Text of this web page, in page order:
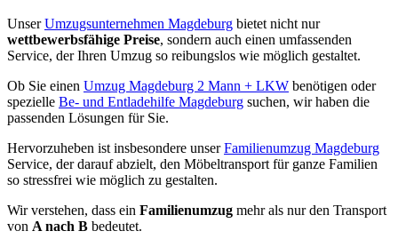
UnserUmzugsunternehmen Magdeburg bietet nicht nur
wettbewerbsfähige Preise, sondern auch einen umfassenden
Service, der Ihren Umzug so reibungslos wie möglich gestaltet.
Ob Sie einen Umzug Magdeburg 2 Mann + LKW benötigen oder
spezielle Be- und Entladehilfe Magdeburg suchen, wir haben die
passenden Lösungen für Sie.
Hervorzuheben ist insbesondere unserFamilienumzug Magdeburg
Service, der darauf abzielt, den Möbeltransport für ganze Familien
so stressfrei wie möglich zu gestalten.
Wir verstehen, dass ein Familienumzug mehr als nur den Transport
von A nach B bedeutet.